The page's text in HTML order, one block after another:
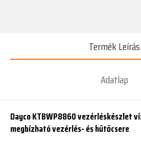
Termék Leírás
Adatlap
Dayco KTBWP8860 vezérléskészlet
megbízható vezérlés- és hűtőcsere